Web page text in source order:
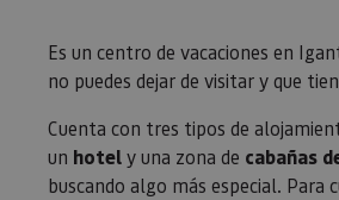
Es un centro de vacaciones en
no puedes dejar de visitar y que
Cuenta con tres tipos de
un hotely una zona de cabañas
buscando algo más especial. Para